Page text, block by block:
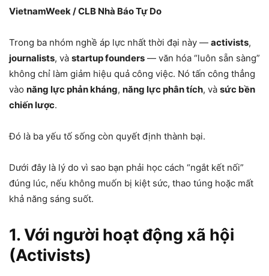
VietnamWeek / CLB Nhà Báo Tự Do
Trong ba nhóm nghề áp lực nhất thời đại này — activists,
journalists, và startup founders — văn hóa “luôn sẵn sàng”
không chỉ làm giảm hiệu quả công việc. Nó tấn công thẳng
vào năng lực phản kháng, năng lực phân tích, và sức bền
chiến lược.
Đó là ba yếu tố sống còn quyết định thành bại.
Dưới đây là lý do vì sao bạn phải học cách “ngắt kết nối”
đúng lúc, nếu không muốn bị kiệt sức, thao túng hoặc mất
khả năng sáng suốt.
1. Với người hoạt động xã hội
(Activists)